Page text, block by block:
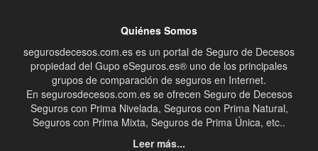
Quiénes Somos
segurosdecesos.com.es es un portal de Seguro de Decesos
propiedad del Gupo eSeguros.es® uno de los principales
grupos de comparación de seguros en Internet.
En segurosdecesos.com.es se ofrecen Seguro de Decesos
Seguros con Prima Nivelada, Seguros con Prima Natural,
Seguros con Prima Mixta, Seguros de Prima Única, etc..
Leer más...